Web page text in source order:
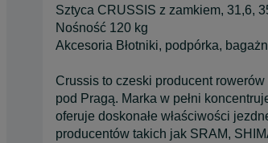
Sztyca CRUSSIS z zamkiem, 31,6,
Nośność 120 kg
Akcesoria Błotniki, podpórka,
Crussis to czeski producent
pod Pragą. Marka w pełni
oferuje doskonałe właściwości
producentów takich jak SRAM,